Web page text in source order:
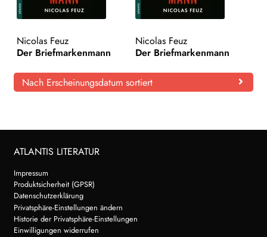
Nicolas Feuz
Der Briefmarkenmann
Nicolas Feuz
Der Briefmarkenmann
Nach Erscheinungsdatum sortiert
ATLANTIS LITERATUR
Impressum
Produktsicherheit (GPSR)
Datenschutzerklärung
Privatsphäre-Einstellungen ändern
Historie der Privatsphäre-Einstellungen
Einwilligungen widerrufen